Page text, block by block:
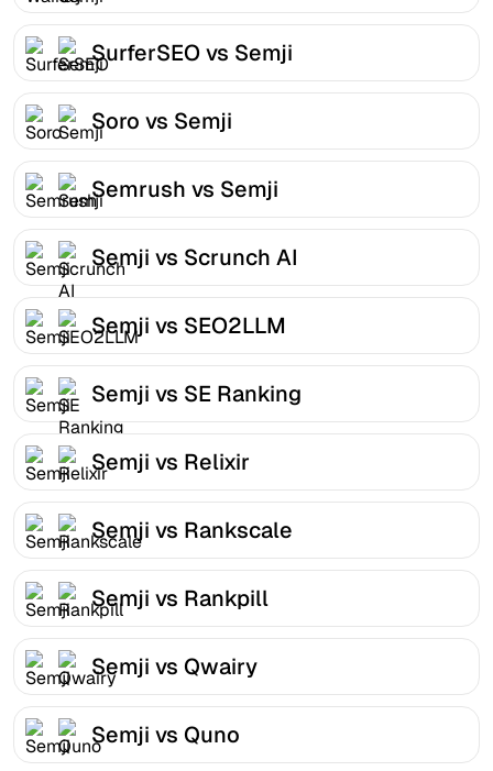
SurferSEO vs Semji
Soro vs Semji
Semrush vs Semji
Semji vs Scrunch AI
Semji vs SEO2LLM
Semji vs SE Ranking
Semji vs Relixir
Semji vs Rankscale
Semji vs Rankpill
Semji vs Qwairy
Semji vs Quno